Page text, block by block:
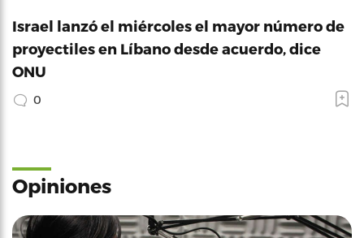
Israel lanzó el miércoles el mayor número de
proyectiles en Líbano desde acuerdo, dice
ONU
0
Opiniones